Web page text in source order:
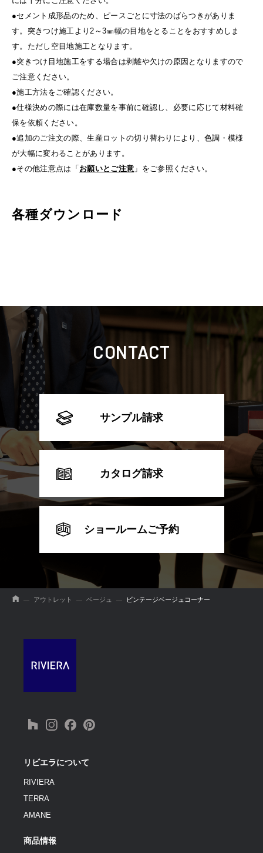
●セメント成形品のため、ピースごとに寸法のばらつきがありま
す。突きつけ施工より2～3㎜幅の目地をとることをおすすめしま
す。ただし空目地施工となります。
●突きつけ目地施工をする場合は剥離や欠けの原因となりますので
ご注意ください。
●施工方法をご確認ください。
●仕様決めの際には在庫数量を事前に確認し、必要に応じて材料確
保を依頼ください。
●追加のご注文の際、生産ロットの切り替わりにより、色調・模様
が大幅に変わることがあります。
●その他注意点は「 お願いとご注意 」をご参照ください。
各種ダウンロード
CONTACT
サンプル請求
カタログ請求
ショールームご予約
アウトレット ベージュ ビンテージベージュコーナー
リビエラについて
RIVIERA
TERRA
AMANE
商品情報